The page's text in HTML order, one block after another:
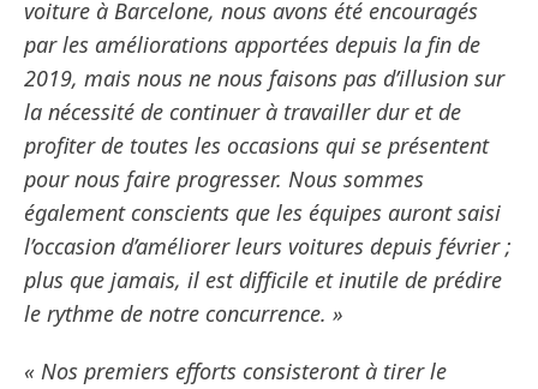
voiture à Barcelone, nous avons été encouragés
par les améliorations apportées depuis la fin de
2019, mais nous ne nous faisons pas d’illusion sur
la nécessité de continuer à travailler dur et de
profiter de toutes les occasions qui se présentent
pour nous faire progresser. Nous sommes
également conscients que les équipes auront saisi
l’occasion d’améliorer leurs voitures depuis février ;
plus que jamais, il est difficile et inutile de prédire
le rythme de notre concurrence. »
« Nos premiers efforts consisteront à tirer le